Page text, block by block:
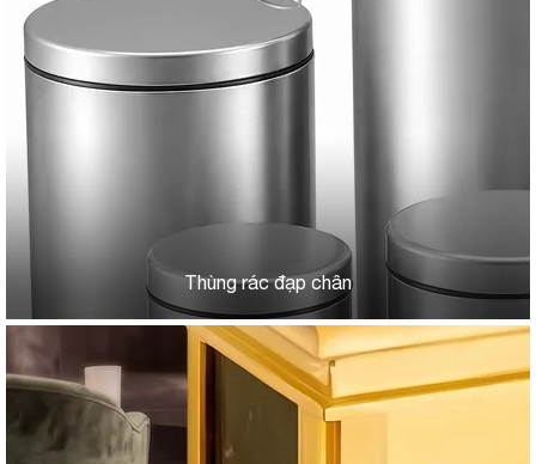
Thùng rác đạp chân